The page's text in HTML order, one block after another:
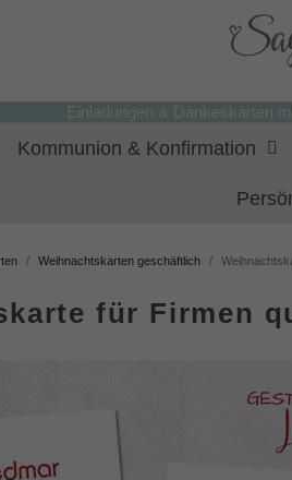
Einladungen & Dankeskarten
Kommunion & Konfirmation
Weihnachtskarten geschäftlich
für Firmen